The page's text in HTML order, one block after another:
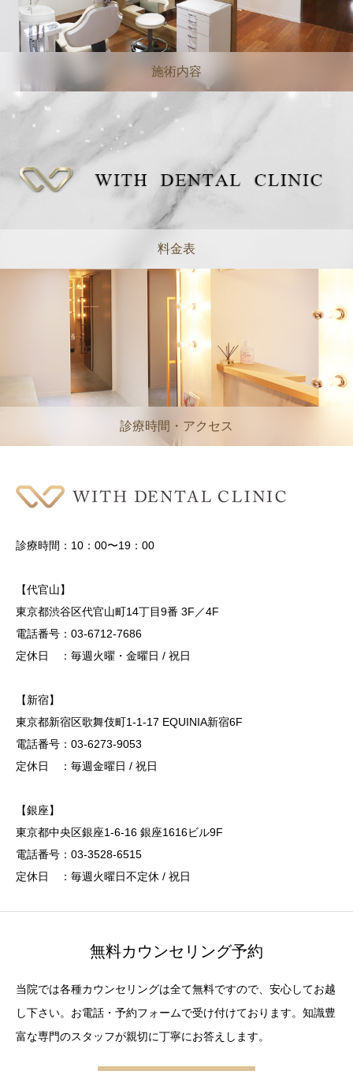
施術内容
料金表
診療時間・アクセス
診療時間：10：00〜19：00
【代官山】
東京都渋谷区代官山町14丁目9番 3F／4F
電話番号：03-6712-7686
定休日 ：毎週火曜・金曜日 / 祝日
【新宿】
東京都新宿区歌舞伎町1-1-17 EQUINIA新宿6F
電話番号：03-6273-9053
定休日 ：毎週金曜日 / 祝日
【銀座】
東京都中央区銀座1-6-16 銀座1616ビル9F
電話番号：03-3528-6515
定休日 ：毎週火曜日不定休 / 祝日
無料カウンセリング予約
当院では各種カウンセリングは全て無料ですので、安心してお越
し下さい。お電話・予約フォームで受け付けております。知識豊
富な専門のスタッフが親切に丁寧にお答えします。